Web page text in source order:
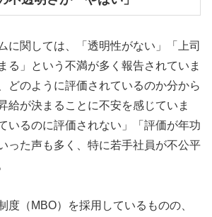
に関しては、「透明性がない」「上司
る」という不満が多く報告されていま
どのように評価されているのか分から
給が決まることに不安を感じていま
いるのに評価されない」「評価が年功
った声も多く、特に若手社員が不公平
度（MBO）を採用しているものの、